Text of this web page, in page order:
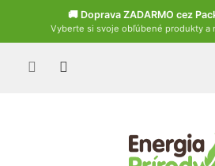
🚚 Doprava ZADARMO cez
Vyberte si svoje obľúbené produkty a
Czech